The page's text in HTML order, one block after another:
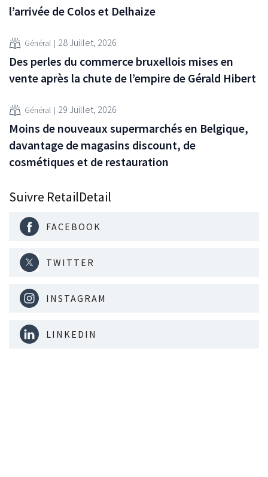
l’arrivée de Colos et Delhaize
Général 28 Juillet, 2026
Des perles du commerce bruxellois mises en
vente après la chute de l’empire de Gérald Hibert
Général 29 Juillet, 2026
Moins de nouveaux supermarchés en Belgique,
davantage de magasins discount, de
cosmétiques et de restauration
Suivre RetailDetail
FACEBOOK
TWITTER
INSTAGRAM
LINKEDIN